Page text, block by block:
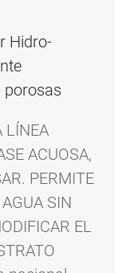
LÍNEA
ACUOSA,
PERMITE
SIN
EL